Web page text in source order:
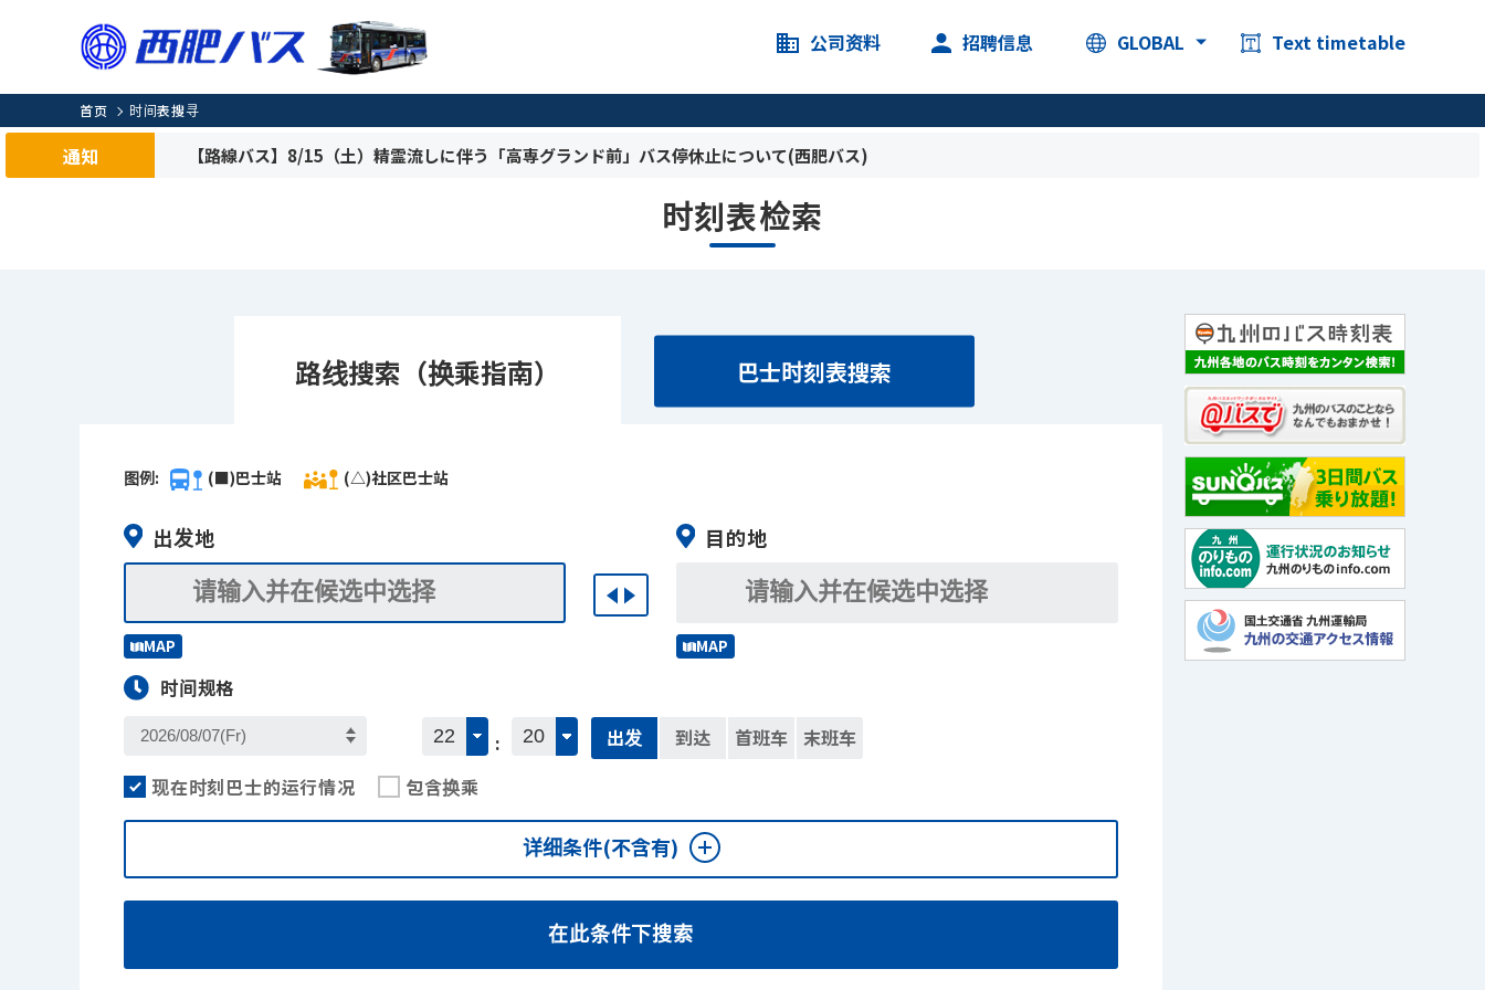
公司资料 招聘信息 GLOBAL Text timetable
首页 时间表搜寻
通知 【路線バス】8/15（土）精霊流しに伴う「高専グランド前」バス停休止について(西肥バス)
时刻表检索
路线搜索（换乘指南） 巴士时刻表搜索
图例: (■)巴士站 (△)社区巴士站
出发地
MAP
目的地
MAP
时间规格
: 出发 到达 首班车 末班车
现在时刻巴士的运行情况
包含换乘
详细条件(不含有)
在此条件下搜索